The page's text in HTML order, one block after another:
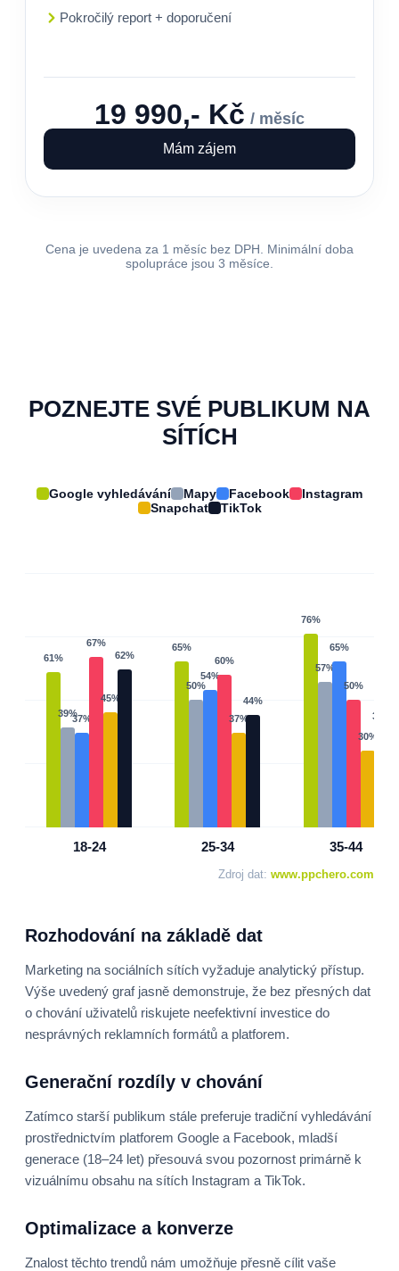
Pokročilý report + doporučení
19 990,- Kč / měsíc
Mám zájem
Cena je uvedena za 1 měsíc bez DPH. Minimální doba
spolupráce jsou 3 měsíce.
POZNEJTE SVÉ PUBLIKUM NA
SÍTÍCH
Google vyhledávání Mapy Facebook
Instagram
Snapchat
TikTok
18-24 25-34 35-44
Zdroj dat: www.ppchero.com
Rozhodování na základě dat
Marketing na sociálních sítích vyžaduje analytický přístup.
Výše uvedený graf jasně demonstruje, že bez přesných dat
o chování uživatelů riskujete neefektivní investice do
nesprávných reklamních formátů a platforem.
Generační rozdíly v chování
Zatímco starší publikum stále preferuje tradiční vyhledávání
prostřednictvím platforem Google a Facebook, mladší
generace (18–24 let) přesouvá svou pozornost primárně k
vizuálnímu obsahu na sítích Instagram a TikTok.
Optimalizace a konverze
Znalost těchto trendů nám umožňuje přesně cílit vaše